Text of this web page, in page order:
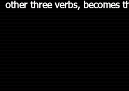
other three verbs, becomes